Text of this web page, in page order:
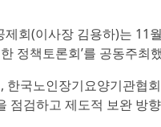
제회(이사장 김용하)는 11
정책토론회’를 공동주최
한국노인장기요양기관협
점검하고 제도적 보완 방